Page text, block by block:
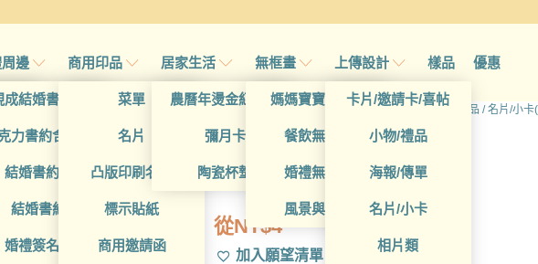
邊
成結婚書約夾
力書約含木座
結婚書約組
結婚書約
婚禮簽名簿
商用印品
菜單
名片
凸版印刷名片
標示貼紙
商用邀請函
居家生活
農曆年燙金紅包袋
彌月卡
陶瓷杯墊
無框畫
媽媽寶寶無框畫
餐飲無框畫
婚禮無框畫
風景與藝術
上傳設計
卡片/邀請卡/喜帖
小物/禮品
海報/傳單
名片/小卡
相片類
樣品 優惠
首頁 / 所有產品 /名片/小卡
BUA1L10345
從NT$4
加入願望清單